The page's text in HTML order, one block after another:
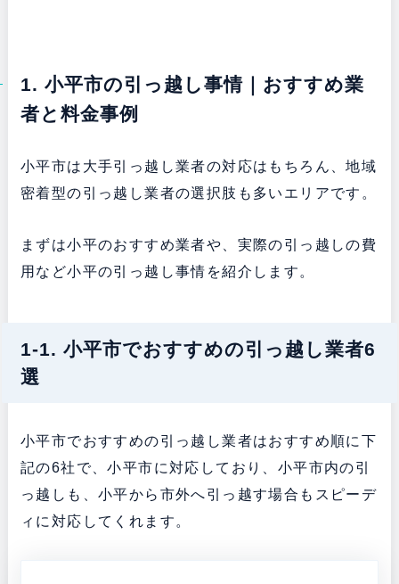
1. 小平市の引っ越し事情｜おすすめ業
者と料金事例
小平市は大手引っ越し業者の対応はもちろん、地域
密着型の引っ越し業者の選択肢も多いエリアです。
まずは小平のおすすめ業者や、実際の引っ越しの費
用など小平の引っ越し事情を紹介します。
1-1. 小平市でおすすめの引っ越し業者6
選
小平市でおすすめの引っ越し業者はおすすめ順に下
記の6社で、小平市に対応しており、小平市内の引
っ越しも、小平から市外へ引っ越す場合もスピーデ
ィに対応してくれます。